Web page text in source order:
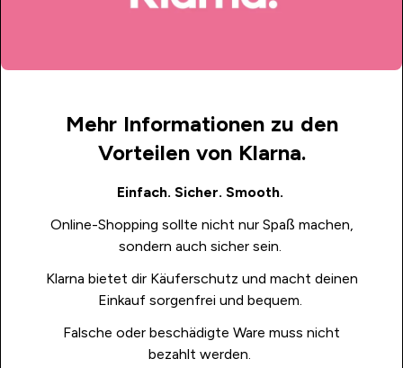
Mehr Informationen zu den
Vorteilen von Klarna.
Einfach. Sicher. Smooth.
Online-Shopping sollte nicht nur Spaß machen,
sondern auch sicher sein.
Klarna bietet dir Käuferschutz und macht deinen
Einkauf sorgenfrei und bequem.
Falsche oder beschädigte Ware muss nicht
bezahlt werden.